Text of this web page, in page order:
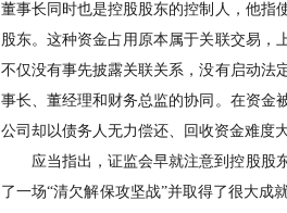
董事长同时也是控股股东的控制人，他指
股东。这种资金占用原本属于关联交易，
不仅没有事先披露关联关系，没有启动法
事长、董经理和财务总监的协同。在资金
公司却以债务人无力偿还、回收资金难度
应当指出，证监会早就注意到控股股
了一场“清欠解保攻坚战”并取得了很大成